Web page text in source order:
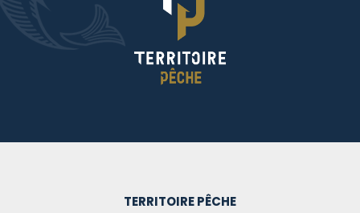
TERRITOIRE PÊCHE